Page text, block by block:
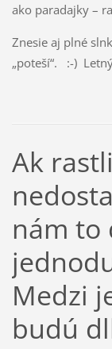
ako paradajky –
Znesie aj plné
„poteší“. :-)
Ak
nám to
Medzi
budú